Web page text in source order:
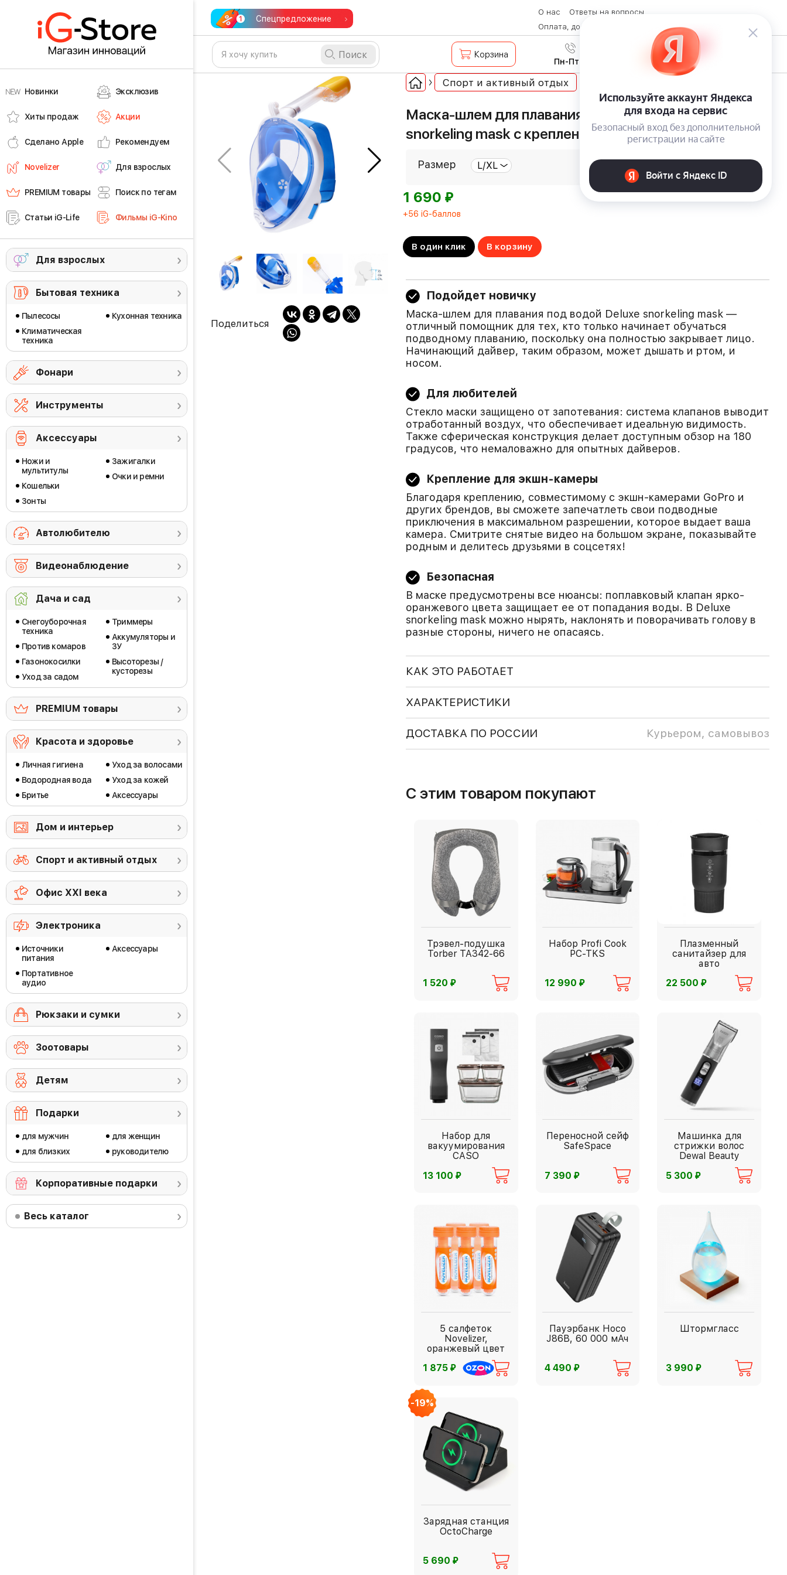
Новинки Эксклюзив
Хиты продаж Акции
Сделано Apple Рекомендуем
Novelizer Для взрослых
PREMIUM товары Поиск по тегам
Статьи iG-Life Фильмы iG-Kino
Для взрослых
Бытовая техника
Пылесосы
Климатическая
техника
Кухонная техника
Фонари
Инструменты
Аксессуары
Ножи и
мультитулы
Кошельки
Зонты
Зажигалки
Очки и ремни
Автолюбителю
Видеонаблюдение
Дача и сад
Снегоуборочная
техника
Против комаров
Газонокосилки
Уход за садом
Триммеры
Аккумуляторы и
ЗУ
Высоторезы /
кусторезы
PREMIUM товары
Красота и здоровье
Личная гигиена
Водородная вода
Бритье
Уход за волосами
Уход за кожей
Аксессуары
Дом и интерьер
Спорт и активный отдых
Офис ХХI века
Электроника
Источники
питания
Портативное
аудио
Аксессуары
Рюкзаки и сумки
Зоотовары
Детям
Подарки
для мужчин
для близких
для женщин
руководителю
Корпоративные подарки
Весь каталог
Спецпредложение
О нас
Ответы на вопросы
Оплата, доставка и возврат товара
Контакты
Поиск Корзина 8 (800) 600-28-07
Пн-Пт с 9:00 до 19:00
Поделиться
Спорт и активный отдых
Маска-шлем для плавания под водой Deluxe
snorkeling mask с креплением для экшн-камеры
Размер
1 690 ⃏
+56 iG-баллов
В один клик В корзину
Подойдет новичку
Маска-шлем для плавания под водой Deluxe snorkeling mask —
отличный помощник для тех, кто только начинает обучаться
подводному плаванию, поскольку она полностью закрывает лицо.
Начинающий дайвер, таким образом, может дышать и ртом, и
носом.
Для любителей
Стекло маски защищено от запотевания: система клапанов выводит
отработанный воздух, что обеспечивает идеальную видимость.
Также сферическая конструкция делает доступным обзор на 180
градусов, что немаловажно для опытных дайверов.
Крепление для экшн-камеры
Благодаря креплению, совместимому с экшн-камерами GoPro и
других брендов, вы сможете запечатлеть свои подводные
приключения в максимальном разрешении, которое выдает ваша
камера. Смитрите снятые видео на большом экране, показывайте
родным и делитесь друзьями в соцсетях!
Безопасная
В маске предусмотрены все нюансы: поплавковый клапан ярко-
оранжевого цвета защищает ее от попадания воды. В Deluxe
snorkeling mask можно нырять, наклонять и поворачивать голову в
разные стороны, ничего не опасаясь.
КАК ЭТО РАБОТАЕТ
ХАРАКТЕРИСТИКИ
ДОСТАВКА ПО РОССИИ Курьером, самовывоз
С этим товаром покупают
Трэвел-подушка
Torber TA342-66
1 520 ⃏
Набор Profi Cook
PC-TKS
12 990 ⃏
Плазменный
санитайзер для
авто
22 500⃏
Набор для
вакуумирования
CASO
13 100 ⃏
Переносной сейф
SafeSpace
7 390 ⃏
Машинка для
стрижки волос
Dewal Beauty
5 300⃏
5 салфеток
Novelizer,
оранжевый цвет
1 875 ⃏
Пауэрбанк Hoco
J86B, 60 000 мАч
4 490 ⃏
Штормгласс
3 990⃏
-19%
Зарядная станция
OctoCharge
5 690 ⃏